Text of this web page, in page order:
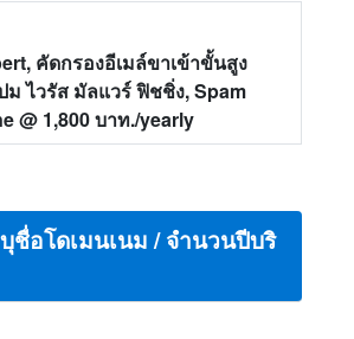
คัดกรองอีเมล์ขาเข้าขั้นสูง
ไวรัส มัลแวร์ ฟิชชิ่ง, Spam
@ 1,800 บาท./yearly
ชื่อโดเมนเนม / จำนวนปีบริ